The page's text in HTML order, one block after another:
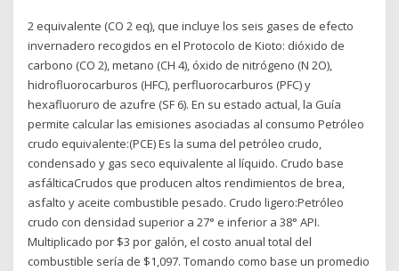
2 equivalente (CO 2 eq), que incluye los seis gases de efecto
invernadero recogidos en el Protocolo de Kioto: dióxido de
carbono (CO 2), metano (CH 4), óxido de nitrógeno (N 2O),
hidrofluorocarburos (HFC), perfluorocarburos (PFC) y
hexafluoruro de azufre (SF 6). En su estado actual, la Guía
permite calcular las emisiones asociadas al consumo Petróleo
crudo equivalente:(PCE) Es la suma del petróleo crudo,
condensado y gas seco equivalente al líquido. Crudo base
asfálticaCrudos que producen altos rendimientos de brea,
asfalto y aceite combustible pesado. Crudo ligero:Petróleo
crudo con densidad superior a 27° e inferior a 38° API.
Multiplicado por $3 por galón, el costo anual total del
combustible sería de $1,097. Tomando como base un promedio